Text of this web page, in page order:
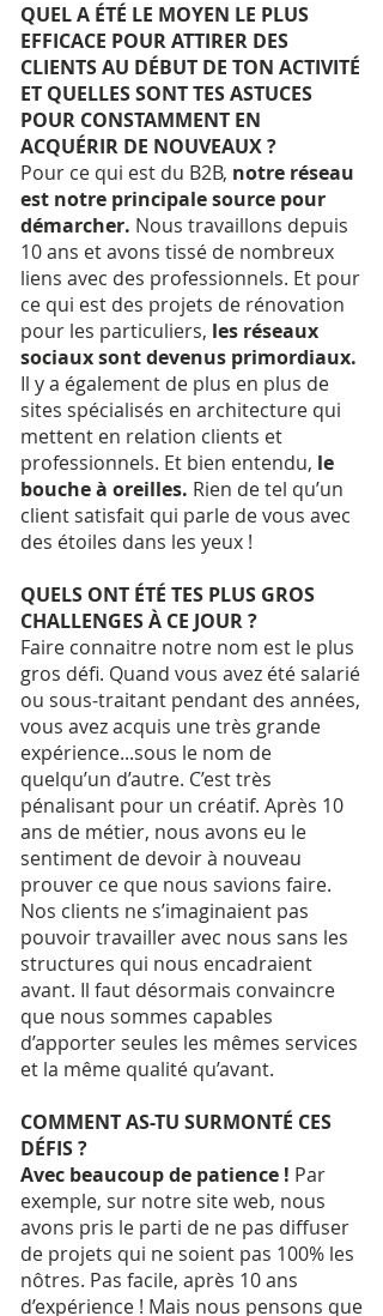
QUEL A ÉTÉ LE MOYEN LE PLUS
EFFICACE POUR ATTIRER DES
CLIENTS AU DÉBUT DE TON ACTIVITÉ
ET QUELLES SONT TES ASTUCES
POUR CONSTAMMENT EN
ACQUÉRIR DE NOUVEAUX ?
Pour ce qui est du B2B, notre réseau
est notre principale source pour
démarcher. Nous travaillons depuis
10 ans et avons tissé de nombreux
liens avec des professionnels. Et pour
ce qui est des projets de rénovation
pour les particuliers, les réseaux
sociaux sont devenus primordiaux.
Il y a également de plus en plus de
sites spécialisés en architecture qui
mettent en relation clients et
professionnels. Et bien entendu, le
bouche à oreilles. Rien de tel qu’un
client satisfait qui parle de vous avec
des étoiles dans les yeux !
QUELS ONT ÉTÉ TES PLUS GROS
CHALLENGES À CE JOUR ?
Faire connaitre notre nom est le plus
gros défi. Quand vous avez été salarié
ou sous‐traitant pendant des années,
vous avez acquis une très grande
expérience...sous le nom de
quelqu’un d’autre. C’est très
pénalisant pour un créatif. Après 10
ans de métier, nous avons eu le
sentiment de devoir à nouveau
prouver ce que nous savions faire.
Nos clients ne s’imaginaient pas
pouvoir travailler avec nous sans les
structures qui nous encadraient
avant. Il faut désormais convaincre
que nous sommes capables
d’apporter seules les mêmes services
et la même qualité qu’avant.
COMMENT AS-TU SURMONTÉ CES
DÉFIS ?
Avec beaucoup de patience ! Par
exemple, sur notre site web, nous
avons pris le parti de ne pas diffuser
de projets qui ne soient pas 100% les
nôtres. Pas facile, après 10 ans
d’expérience ! Mais nous pensons que